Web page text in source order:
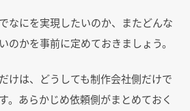
ィの重視
最適化
なにを実現したいのか、またどんな
のかを事前に定めておきましょう。
けは、どうしても制作会社側だけで
。あらかじめ依頼側がまとめておく